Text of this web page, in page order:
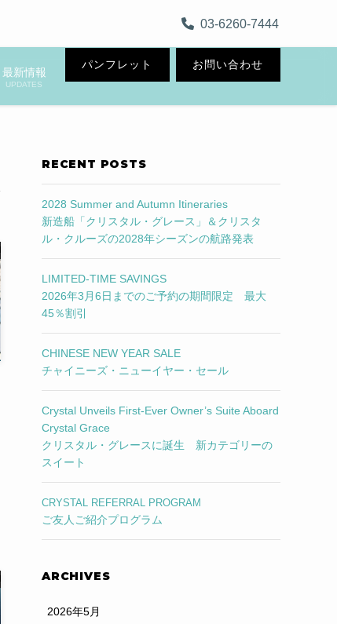
03-6260-7444
最新情報
UPDATES
パンフレット お問い合わせ
RECENT POSTS
2028 Summer and Autumn Itineraries
新造船「クリスタル・グレース」＆クリスタ
ル・クルーズの2028年シーズンの航路発表
LIMITED-TIME SAVINGS
2026年3月6日までのご予約の期間限定 最大
45％割引
CHINESE NEW YEAR SALE
チャイニーズ・ニューイヤー・セール
Crystal Unveils First-Ever Owner’s Suite Aboard
Crystal Grace
クリスタル・グレースに誕生 新カテゴリーの
スイート
CRYSTAL REFERRAL PROGRAM
ご友人ご紹介プログラム
ARCHIVES
2026年5月